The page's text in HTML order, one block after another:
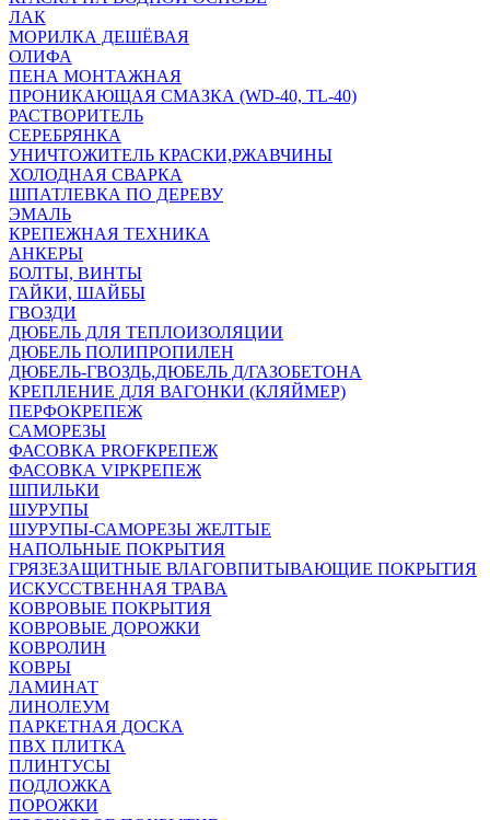
ЛАК
МОРИЛКА ДЕШЁВАЯ
ОЛИФА
ПЕНА МОНТАЖНАЯ
ПРОНИКАЮЩАЯ СМАЗКА (WD-40, TL-40)
РАСТВОРИТЕЛЬ
СЕРЕБРЯНКА
УНИЧТОЖИТЕЛЬ КРАСКИ,РЖАВЧИНЫ
ХОЛОДНАЯ СВАРКА
ШПАТЛЕВКА ПО ДЕРЕВУ
ЭМАЛЬ
КРЕПЕЖНАЯ ТЕХНИКА
АНКЕРЫ
БОЛТЫ, ВИНТЫ
ГАЙКИ, ШАЙБЫ
ГВОЗДИ
ДЮБЕЛЬ ДЛЯ ТЕПЛОИЗОЛЯЦИИ
ДЮБЕЛЬ ПОЛИПРОПИЛЕН
ДЮБЕЛЬ-ГВОЗДЬ,ДЮБЕЛЬ Д/ГАЗОБЕТОНА
КРЕПЛЕНИЕ ДЛЯ ВАГОНКИ (КЛЯЙМЕР)
ПЕРФОКРЕПЕЖ
САМОРЕЗЫ
ФАСОВКА PROFКРЕПЕЖ
ФАСОВКА VIPКРЕПЕЖ
ШПИЛЬКИ
ШУРУПЫ
ШУРУПЫ-САМОРЕЗЫ ЖЕЛТЫЕ
НАПОЛЬНЫЕ ПОКРЫТИЯ
ГРЯЗЕЗАЩИТНЫЕ ВЛАГОВПИТЫВАЮЩИЕ ПОКРЫТИЯ
ИСКУССТВЕННАЯ ТРАВА
КОВРОВЫЕ ПОКРЫТИЯ
КОВРОВЫЕ ДОРОЖКИ
КОВРОЛИН
КОВРЫ
ЛАМИНАТ
ЛИНОЛЕУМ
ПАРКЕТНАЯ ДОСКА
ПВХ ПЛИТКА
ПЛИНТУСЫ
ПОДЛОЖКА
ПОРОЖКИ